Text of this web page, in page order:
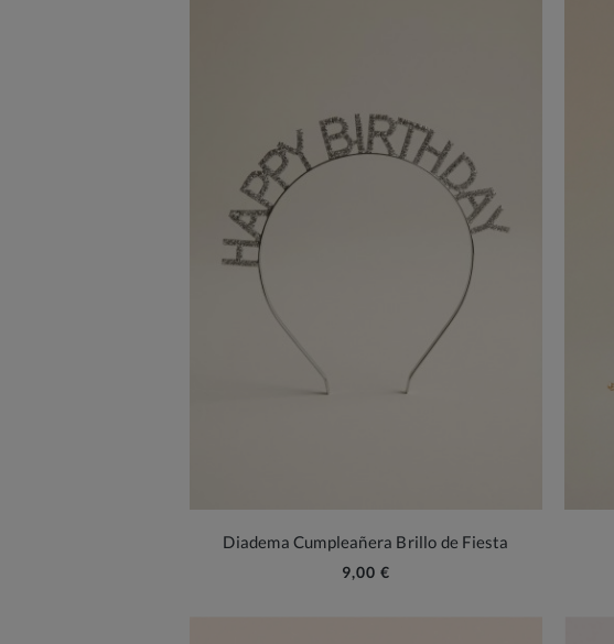
Diadema Cumpleañera Brillo de Fiesta
9,00 €